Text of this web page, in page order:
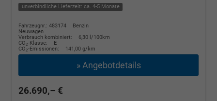
unverbindliche Lieferzeit: ca. 4-5 Monate
Fahrzeugnr.: 483174
Benzin
Neuwagen
Verbrauch kombiniert:
6,30 l/100km
CO2-Klasse:
E
CO2-Emissionen: 141,00 g/km
» Angebotdetails
26.690,– €